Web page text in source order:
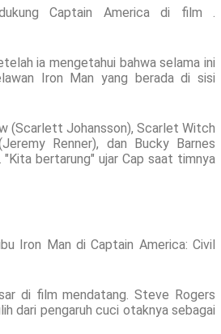
Captain America di film .
ia mengetahui bahwa selama ini
Iron Man yang berada di sisi
(Scarlett Johansson), Scarlet Witch
Renner), dan Bucky Barnes
bertarung" ujar Cap saat timnya
Iron Man di Captain America: Civil
di film mendatang. Steve Rogers
dari pengaruh cuci otaknya sebagai